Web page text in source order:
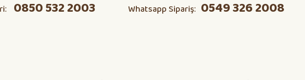
0850 532 2003 Whatsapp Sipariş: 0549 326 2008